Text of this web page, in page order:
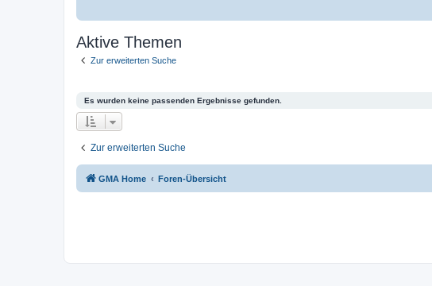
Aktive Themen
Zur erweiterten Suche
Es wurden keine passenden Ergebnisse gefunden.
Zur erweiterten Suche
GMA Home Foren-Übersicht